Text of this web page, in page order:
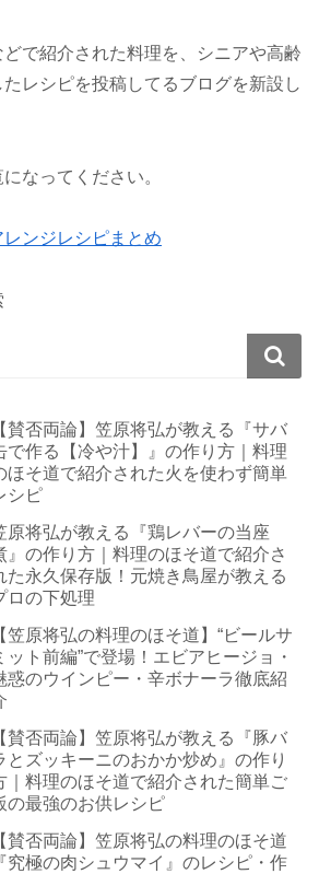
で紹介された料理を、シニアや高齢
レシピを投稿してるブログを新設し
なってください。
ンジレシピまとめ
【賛否両論】笠原将弘が教える『サバ
で作る【冷や汁】』の作り方｜料理
ほそ道で紹介された火を使わず簡単
シピ
原将弘が教える『鶏レバーの当座
』の作り方｜料理のほそ道で紹介さ
た永久保存版！元焼き鳥屋が教える
ロの下処理
【笠原将弘の料理のほそ道】“ビールサ
ット前編”で登場！エビアヒージョ・
惑のウインピー・辛ボナーラ徹底紹
【賛否両論】笠原将弘が教える『豚バ
とズッキーニのおかか炒め』の作り
｜料理のほそ道で紹介された簡単ご
の最強のお供レシピ
【賛否両論】笠原将弘の料理のほそ道
『究極の肉シュウマイ』のレシピ・作